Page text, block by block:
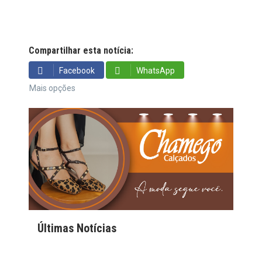
Compartilhar esta notícia:
Facebook
WhatsApp
Mais opções
Últimas Notícias